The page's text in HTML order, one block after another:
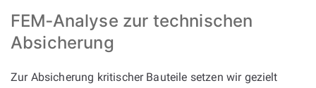
FEM‑Analyse zur technischen
Absicherung
Zur Absicherung kritischer Bauteile setzen wir gezielt